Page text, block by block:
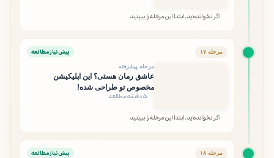
اگر نخوانده‌اید، ابتدا این مرحله را ببینید
مرحله ۱۷ پیش‌نیاز مطالعه
مرحله پیشرفته
عاشق رمان هستی؟ این اپلیکیشن
مخصوص تو طراحی شده!
۵ دقیقه مطالعه
اگر نخوانده‌اید، ابتدا این مرحله را ببینید
مرحله ۱۸ پیش‌نیاز مطالعه